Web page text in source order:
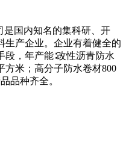
是国内知名的集科研、开
生产企业。企业有着健全的
段，年产能∶改性沥青防水
方米；高分子防水卷材800
品种齐全。